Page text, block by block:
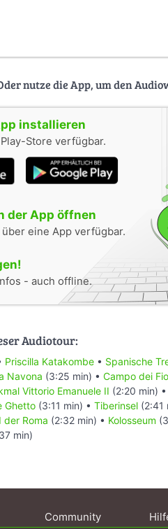
nutze die App, um den
installieren
Store verfügbar.
der App öffnen
eine App verfügbar.
- auch offline.
Audiotour:
Priscilla Katakombe • Spanische
Navona (3:25 min) • Campo dei
Vittorio Emanuele II (2:20 min) •
Ghetto (3:11 min) • Tiberinsel (2:41
der Roma (2:32 min) • Kolosseum
min)
Community